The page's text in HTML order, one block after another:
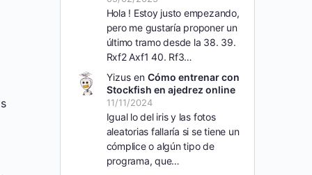
Hola ! Estoy justo empezando,
pero me gustaría proponer un
último tramo desde la 38. 39.
Rxf2 Axf1 40. Rf3…
Yizusen Cómo entrenar con
Stockfish en ajedrez online
11/11/2024
Igual lo del iris y las fotos
aleatorias fallaría si se tiene un
cómplice o algún tipo de
programa, que…